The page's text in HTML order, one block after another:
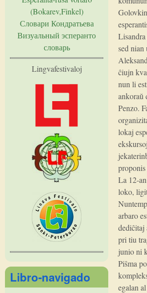
sed
ĉiujn
nun li
ankoraŭ
Penzo.
lokaj
La 12-
loko,
arbaro
dediĉitaj
pri tiu
junio ni
Piŝma
egalan
(Bokarev,Finkel)
Словари Кондратьева
Визуальный эсперанто
словарь
Lingvafestivaloj
Libro-navigado